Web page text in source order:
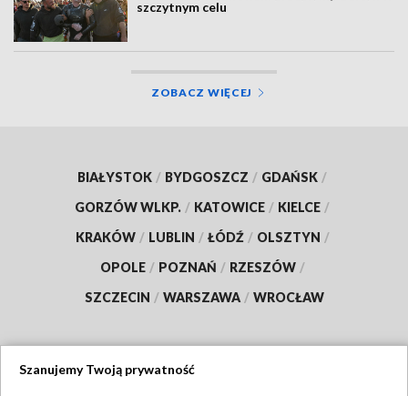
szczytnym celu
ZOBACZ WIĘCEJ
BIAŁYSTOK / BYDGOSZCZ / GDAŃSK /
GORZÓW WLKP. / KATOWICE / KIELCE /
KRAKÓW / LUBLIN / ŁÓDŹ / OLSZTYN /
OPOLE / POZNAŃ / RZESZÓW /
SZCZECIN / WARSZAWA / WROCŁAW
Szanujemy Twoją prywatność